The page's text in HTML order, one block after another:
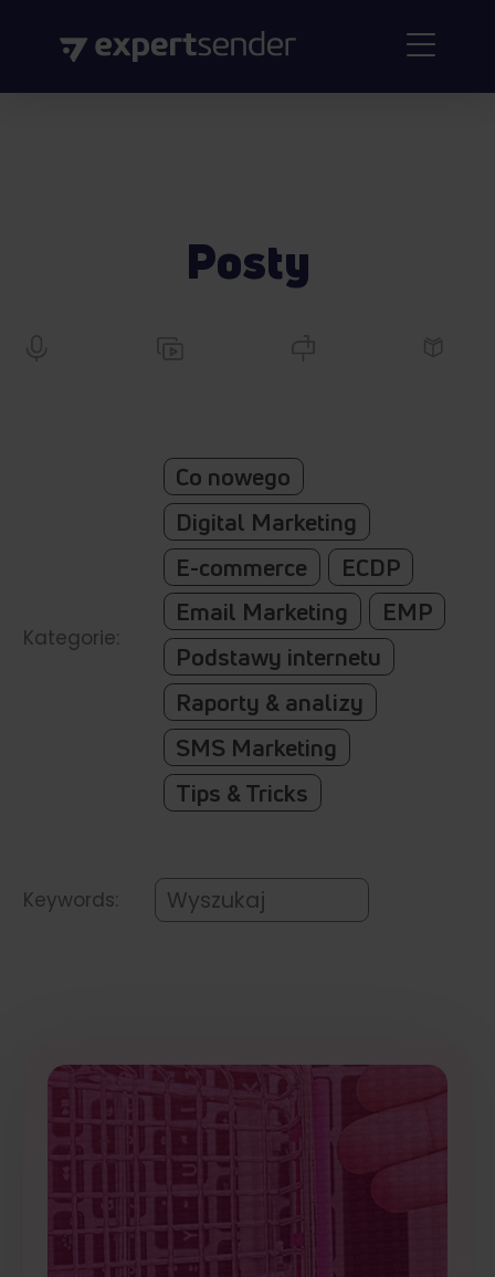
Posty
Kategorie:
Co nowego
Digital Marketing
E-commerce
ECDP
Email Marketing
EMP
Podstawy internetu
Raporty & analizy
SMS Marketing
Tips & Tricks
Keywords: